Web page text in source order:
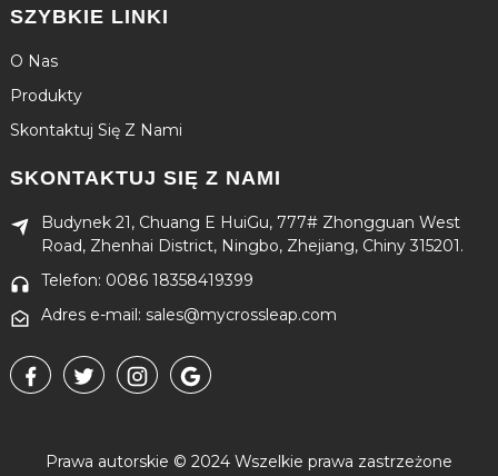
SZYBKIE LINKI
O Nas
Produkty
Skontaktuj Się Z Nami
SKONTAKTUJ SIĘ Z NAMI
Budynek 21, Chuang E HuiGu, 777# Zhongguan West
Road, Zhenhai District, Ningbo, Zhejiang, Chiny 315201.
Telefon: 0086 18358419399
Adres e-mail: sales@mycrossleap.com
Prawa autorskie © 2024 Wszelkie prawa zastrzeżone